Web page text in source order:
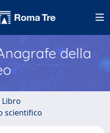
della
Libro
scientifico